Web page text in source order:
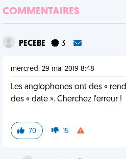
COMMENTAIRES
PECEBE 3
mercredi 29 mai 2019 8:48
Les anglophones ont des «
des « date ». Cherchez l'erreur !
70 15